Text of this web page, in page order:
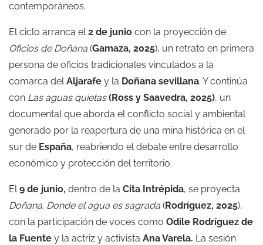
contemporáneos.
El ciclo arranca el2 de junio con la proyección de
Oficios de Doñana (Gamaza, 2025), un retrato en primera
persona de oficios tradicionales vinculados a la
comarca delAljarafe y la Doñana sevillana. Y continúa
con Las aguas quietas (Ross y Saavedra, 2025), un
documental que aborda el conflicto social y ambiental
generado por la reapertura de una mina histórica en el
sur de España, reabriendo el debate entre desarrollo
económico y protección del territorio.
El9 de junio, dentro de la Cita Intrépida, se proyecta
Doñana. Donde el agua es sagrada (Rodríguez, 2025),
con la participación de voces como Odile Rodríguez de
la Fuente y la actriz y activista Ana Varela. La sesión